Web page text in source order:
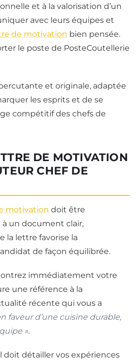
et à la valorisation d’un
avec leurs équipes et
de motivation bien pensée.
le poste de PosteCoutellerie
et originale, adaptée
les esprits et de se
compétitif des chefs de
DE MOTIVATION
CHEF DE
motivation doit être
à un document clair,
la lettre favorise la
de façon équilibrée.
immédiatement votre
une référence à la
récente qui vous a
faveur d’une cuisine durable,
».
détailler vos expériences